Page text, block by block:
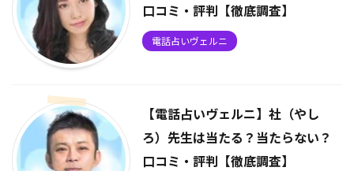
口コミ・評判【徹底調査】
電話占いヴェルニ
【電話占いヴェルニ】社（やし
ろ）先生は当たる？当たらない？
口コミ・評判【徹底調査】